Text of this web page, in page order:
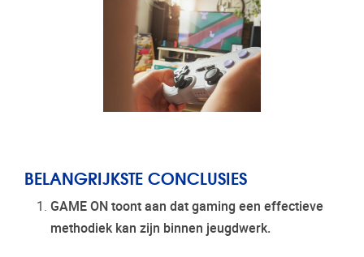
BELANGRIJKSTE CONCLUSIES
GAME ON toont aan dat gaming een effectieve
methodiek kan zijn binnen jeugdwerk.